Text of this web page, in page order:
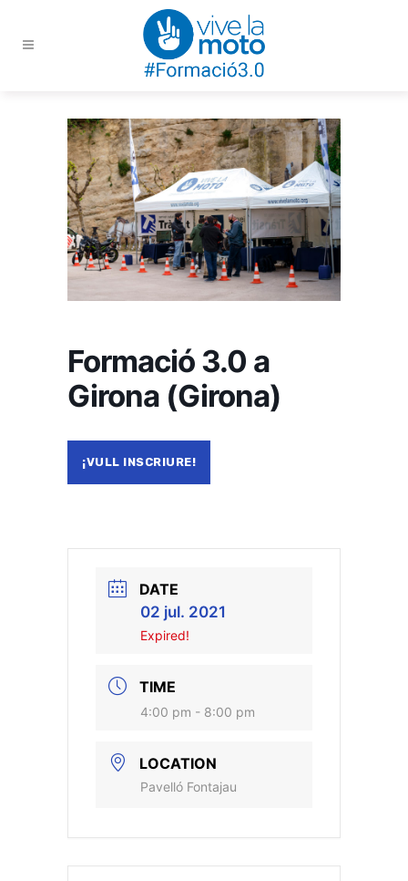
Formació 3.0 a
Girona (Girona)
¡VULL INSCRIURE!
DATE
02 jul. 2021
Expired!
TIME
4:00 pm - 8:00 pm
LOCATION
Pavelló Fontajau